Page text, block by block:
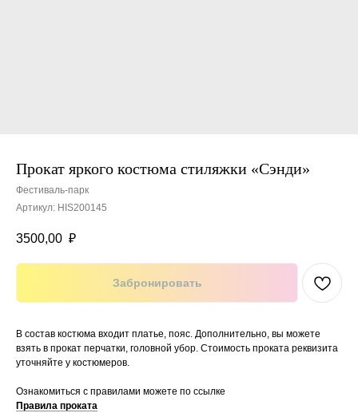
Прокат яркого костюма стиляжки «Сэнди»
Фестиваль-парк
Артикул: HIS200145
3500,00 ₽
Забронировать
В состав костюма входит платье, пояс. Дополнительно, вы можете
взять в прокат перчатки, головной убор. Стоимость проката реквизита
уточняйте у костюмеров.
Ознакомиться с правилами можете по ссылке
Правила проката